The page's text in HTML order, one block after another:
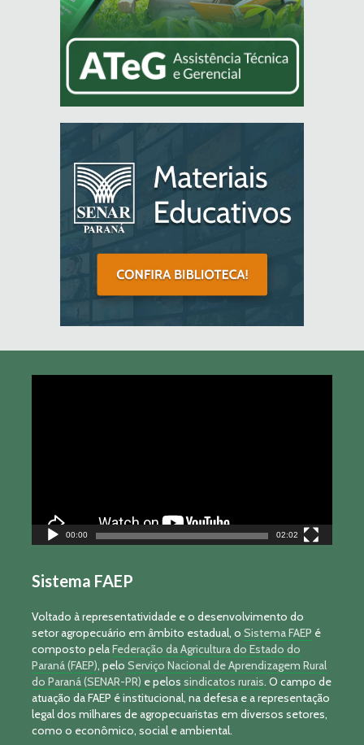
00:00 02:02
Sistema FAEP
Voltado à representatividade e o desenvolvimento do
setor agropecuário em âmbito estadual, o Sistema FAEP é
composto pelaFederação da Agricultura do Estado do
Paraná (FAEP) , pelo Serviço Nacional de Aprendizagem Rural
do Paraná (SENAR-PR) e pelos sindicatos rurais . O campo de
atuação da FAEP é institucional, na defesa e a representação
legal dos milhares de agropecuaristas em diversos setores,
como o econômico, social e ambiental.